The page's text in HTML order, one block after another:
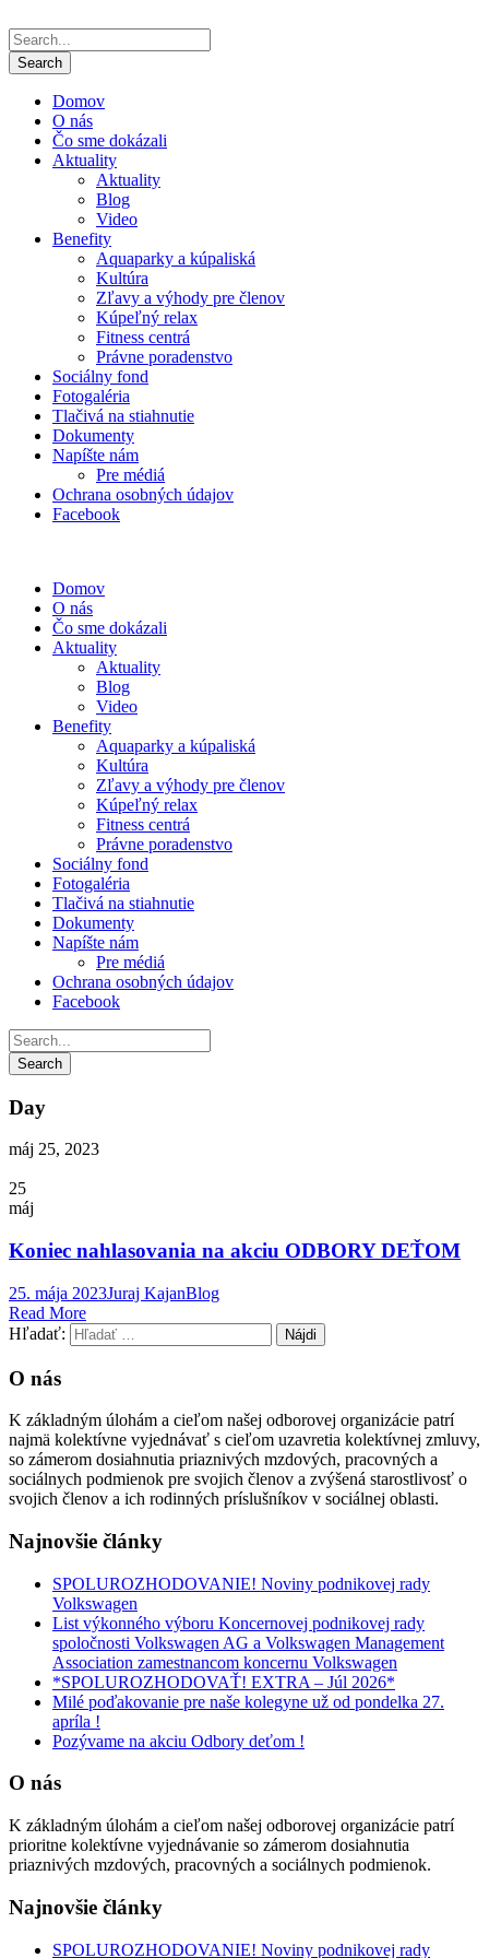
Domov
O nás
Čo sme dokázali
Aktuality
Aktuality
Blog
Video
Benefity
Aquaparky a kúpaliská
Kultúra
Zľavy a výhody pre členov
Kúpeľný relax
Fitness centrá
Právne poradenstvo
Sociálny fond
Fotogaléria
Tlačivá na stiahnutie
Dokumenty
Napíšte nám
Pre médiá
Ochrana osobných údajov
Facebook
Domov
O nás
Čo sme dokázali
Aktuality
Aktuality
Blog
Video
Benefity
Aquaparky a kúpaliská
Kultúra
Zľavy a výhody pre členov
Kúpeľný relax
Fitness centrá
Právne poradenstvo
Sociálny fond
Fotogaléria
Tlačivá na stiahnutie
Dokumenty
Napíšte nám
Pre médiá
Ochrana osobných údajov
Facebook
Day
máj 25, 2023
25
máj
Koniec nahlasovania na akciu ODBORY DEŤOM
25. mája 2023Juraj KajanBlog
Read More
Hľadať:
O nás
K základným úlohám a cieľom našej odborovej organizácie patrí
najmä kolektívne vyjednávať s cieľom uzavretia kolektívnej zmluvy,
so zámerom dosiahnutia priaznivých mzdových, pracovných a
sociálnych podmienok pre svojich členov a zvýšená starostlivosť o
svojich členov a ich rodinných príslušníkov v sociálnej oblasti.
Najnovšie články
SPOLUROZHODOVANIE! Noviny podnikovej rady
Volkswagen
List výkonného výboru Koncernovej podnikovej rady
spoločnosti Volkswagen AG a Volkswagen Management
Association zamestnancom koncernu Volkswagen
*SPOLUROZHODOVAŤ! EXTRA – Júl 2026*
Milé poďakovanie pre naše kolegyne už od pondelka 27.
apríla !
Pozývame na akciu Odbory deťom !
O nás
K základným úlohám a cieľom našej odborovej organizácie patrí
prioritne kolektívne vyjednávanie so zámerom dosiahnutia
priaznivých mzdových, pracovných a sociálnych podmienok.
Najnovšie články
SPOLUROZHODOVANIE! Noviny podnikovej rady